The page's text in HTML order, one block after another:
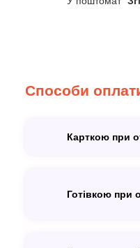
Способи
Карткою при
Готівкою при